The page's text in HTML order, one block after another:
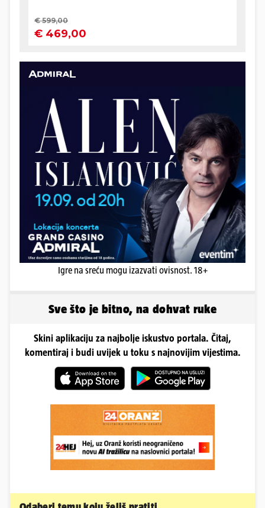
Igre na sreću mogu izazvati ovisnost. 18+
Sve što je bitno, na dohvat ruke
Skini aplikaciju za najbolje iskustvo portala. Čitaj,
komentiraj i budi uvijek u toku s najnovijim vijestima.